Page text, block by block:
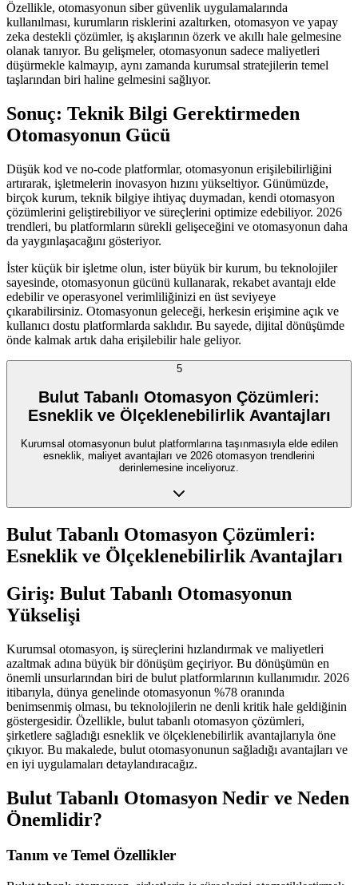
Özellikle, otomasyonun siber güvenlik uygulamalarında
kullanılması, kurumların risklerini azaltırken, otomasyon ve yapay
zeka destekli çözümler, iş akışlarının özerk ve akıllı hale gelmesine
olanak tanıyor. Bu gelişmeler, otomasyonun sadece maliyetleri
düşürmekle kalmayıp, aynı zamanda kurumsal stratejilerin temel
taşlarından biri haline gelmesini sağlıyor.
Sonuç: Teknik Bilgi Gerektirmeden
Otomasyonun Gücü
Düşük kod ve no-code platformlar, otomasyonun erişilebilirliğini
artırarak, işletmelerin inovasyon hızını yükseltiyor. Günümüzde,
birçok kurum, teknik bilgiye ihtiyaç duymadan, kendi otomasyon
çözümlerini geliştirebiliyor ve süreçlerini optimize edebiliyor. 2026
trendleri, bu platformların sürekli gelişeceğini ve otomasyonun daha
da yaygınlaşacağını gösteriyor.
İster küçük bir işletme olun, ister büyük bir kurum, bu teknolojiler
sayesinde, otomasyonun gücünü kullanarak, rekabet avantajı elde
edebilir ve operasyonel verimliliğinizi en üst seviyeye
çıkarabilirsiniz. Otomasyonun geleceği, herkesin erişimine açık ve
kullanıcı dostu platformlarda saklıdır. Bu sayede, dijital dönüşümde
önde kalmak artık daha erişilebilir hale geliyor.
5
Bulut Tabanlı Otomasyon Çözümleri:
Esneklik ve Ölçeklenebilirlik Avantajları
Kurumsal otomasyonun bulut platformlarına taşınmasıyla elde edilen
esneklik, maliyet avantajları ve 2026 otomasyon trendlerini
derinlemesine inceliyoruz.
Bulut Tabanlı Otomasyon Çözümleri:
Esneklik ve Ölçeklenebilirlik Avantajları
Giriş: Bulut Tabanlı Otomasyonun
Yükselişi
Kurumsal otomasyon, iş süreçlerini hızlandırmak ve maliyetleri
azaltmak adına büyük bir dönüşüm geçiriyor. Bu dönüşümün en
önemli unsurlarından biri de bulut platformlarının kullanımıdır. 2026
itibarıyla, dünya genelinde otomasyonun %78 oranında
benimsenmiş olması, bu teknolojilerin ne denli kritik hale geldiğinin
göstergesidir. Özellikle, bulut tabanlı otomasyon çözümleri,
şirketlere sağladığı esneklik ve ölçeklenebilirlik avantajlarıyla öne
çıkıyor. Bu makalede, bulut otomasyonunun sağladığı avantajları ve
en iyi uygulamaları detaylandıracağız.
Bulut Tabanlı Otomasyon Nedir ve Neden
Önemlidir?
Tanım ve Temel Özellikler